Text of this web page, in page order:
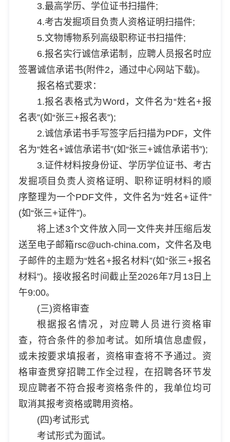
3.最高学历、学位证书扫描件;
4.考古发掘项目负责人资格证明扫描件;
5.文物博物系列高级职称证书扫描件;
6.报名实行诚信承诺制，应聘人员报名时应
签署诚信承诺书(附件2，通过中心网站下载)。
报名格式要求：
1.报名表格式为Word，文件名为“姓名+报
名表”(如“张三+报名表”);
2.诚信承诺书手写签字后扫描为PDF，文件
名为“姓名+诚信承诺书”(如“张三+诚信承诺书”);
3.证件材料按身份证、学历学位证书、考古
发掘项目负责人资格证明、职称证明材料的顺
序整理为一个PDF文件，文件名为“姓名+证件”
(如“张三+证件”)。
将上述3个文件放入同一文件夹并压缩后发
送至电子邮箱rsc@uch-china.com，文件名及电
子邮件的主题为“姓名+报名材料”(如“张三+报名
材料”)。接收报名时间截止至2026年7月13日上
午9:00。
(三)资格审查
根据报名情况，对应聘人员进行资格审
查，符合条件的参加考试。如所填信息虚假，
或未按要求填报者，资格审查将不予通过。资
格审查贯穿招聘工作全过程，在招聘各环节发
现应聘者不符合报考资格条件的，我单位均可
取消其报考资格或聘用资格。
(四)考试形式
考试形式为面试。